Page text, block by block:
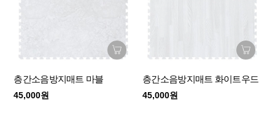
층간소음방지매트 마블
45,000원
층간소음방지매트 화이트우드
45,000원